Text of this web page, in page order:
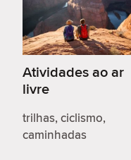
Atividades ao ar
livre
trilhas, ciclismo,
caminhadas